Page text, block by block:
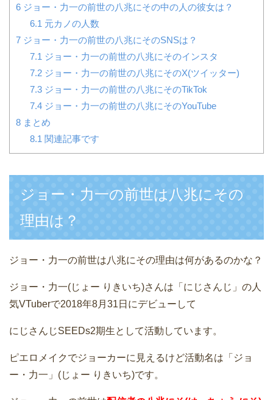
6 ジョー・力一の前世の八兆にその中の人の彼女は？
6.1 元カノの人数
7 ジョー・力一の前世の八兆にそのSNSは？
7.1 ジョー・力一の前世の八兆にそのインスタ
7.2ジョー・力一の前世の八兆にそのX(ツイッター)
7.3ジョー・力一の前世の八兆にそのTikTok
7.4ジョー・力一の前世の八兆にそのYouTube
8 まとめ
8.1 関連記事です
ジョー・力一の前世は八兆にその
理由は？
ジョー・力一の前世は八兆にその理由は何があるのかな？
ジョー・力一(じょー りきいち)さんは「にじさんじ」の人
気VTuberで2018年8月31日にデビューして
にじさんじSEEDs2期生として活動しています。
ピエロメイクでジョーカーに見えるけど活動名は「ジョ
ー・力一」(じょー りきいち)です。